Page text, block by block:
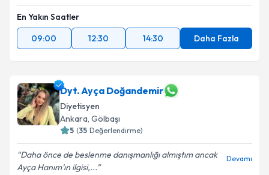
En Yakın Saatler
09:00
12:30 14:30 Daha Fazla
Dyt. Ayça Doğandemir
Diyetisyen
Ankara, Gölbaşı
5 (35 Değerlendirme)
Daha önce de beslenme danışmanlığı almıştım ancak
Ayça Hanım’ın ilgisi,...
Devamı